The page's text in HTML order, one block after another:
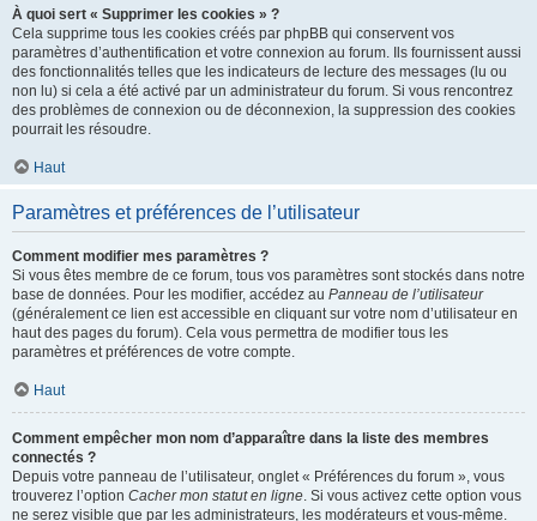
À quoi sert « Supprimer les cookies » ?
Cela supprime tous les cookies créés par phpBB qui conservent vos
paramètres d’authentification et votre connexion au forum. Ils fournissent aussi
des fonctionnalités telles que les indicateurs de lecture des messages (lu ou
non lu) si cela a été activé par un administrateur du forum. Si vous rencontrez
des problèmes de connexion ou de déconnexion, la suppression des cookies
pourrait les résoudre.
Haut
Paramètres et préférences de l’utilisateur
Comment modifier mes paramètres ?
Si vous êtes membre de ce forum, tous vos paramètres sont stockés dans notre
base de données. Pour les modifier, accédez au Panneau de l’utilisateur
(généralement ce lien est accessible en cliquant sur votre nom d’utilisateur en
haut des pages du forum). Cela vous permettra de modifier tous les
paramètres et préférences de votre compte.
Haut
Comment empêcher mon nom d’apparaître dans la liste des membres
connectés ?
Depuis votre panneau de l’utilisateur, onglet « Préférences du forum », vous
trouverez l’option Cacher mon statut en ligne. Si vous activez cette option vous
ne serez visible que par les administrateurs, les modérateurs et vous-même.